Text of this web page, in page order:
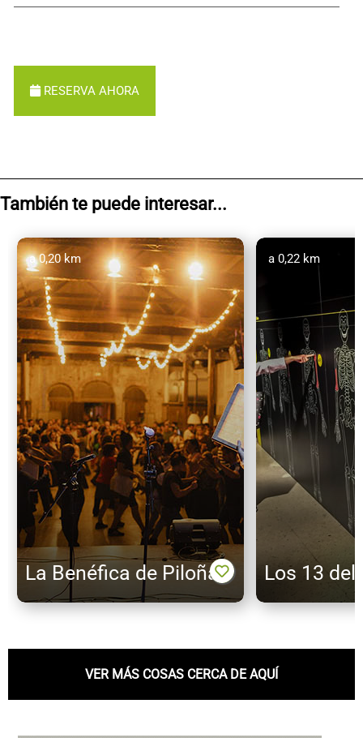
RESERVA AHORA
También te puede interesar...
La Benéfica de Piloña
a 0,20 km
Los 13 del
a 0,22 km
VER MÁS COSAS CERCA DE AQUÍ